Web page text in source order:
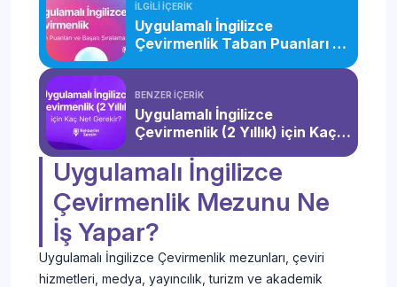
İLGİLİ İÇERİK
Uygulamalı İngilizce
Çevirmenlik Taban Puanları ve
BENZER İÇERİK
Uygulamalı İngilizce
Çevirmenlik (2 Yıllık) için Kaç
Uygulamalı İngilizce
Çevirmenlik Mezunu Ne
İş Yapar?
Uygulamalı İngilizce Çevirmenlik mezunları, çeviri
hizmetleri, medya, yayıncılık, turizm ve akademik